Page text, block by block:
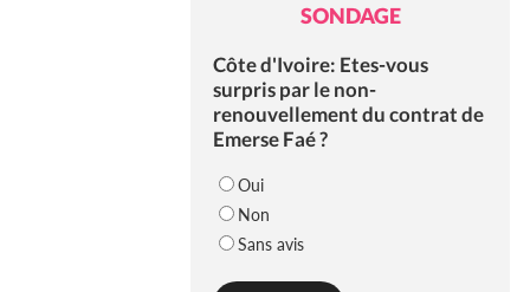
SONDAGE
Côte d'Ivoire: Etes-vous
surpris par le non-
renouvellement du contrat de
Emerse Faé ?
Oui
Non
Sans avis